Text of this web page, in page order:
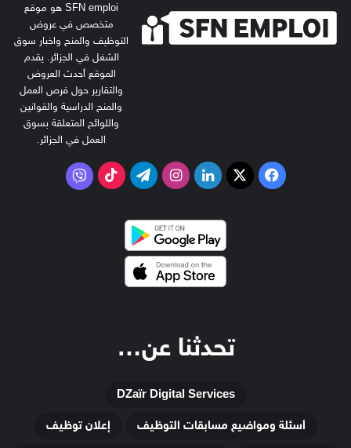
SFN emploi هو موقع
متخصص في عروض
التوظيف والمنح واخبار سوق
الشغل في الجزائر. يقدم
الموقع أحدث العروض
والتقارير حول فرص العمل
والمنح الدراسية والقوانين
واللوائح المتعلقة بسوق
العمل في الجزائر.
فيسبوك
‫X لينكدإنانستقرامتيلقرام‫TikTokفايبر
تحدثنا عن…
DZaïr Digital Services
أسئلة ومواضيع مسابقات التوظيف
إعلان توظيف